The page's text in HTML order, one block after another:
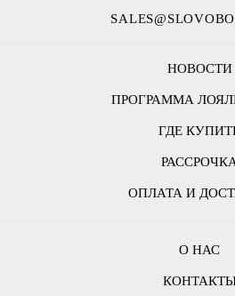
НОВОСТИ
ПРОГРАММА
ГДЕ
ОПЛАТА И
О НАС